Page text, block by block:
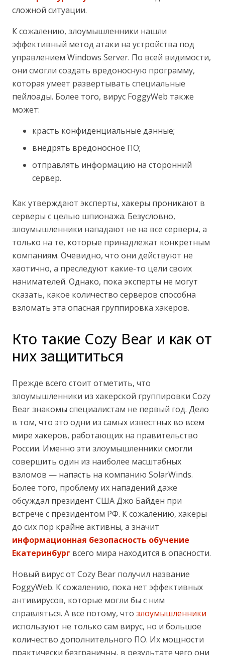
сложной ситуации.
К сожалению, злоумышленники нашли
эффективный метод атаки на устройства под
управлением Windows Server. По всей видимости,
они смогли создать вредоносную программу,
которая умеет развертывать специальные
пейлоады. Более того, вирус FoggyWeb также
может:
красть конфиденциальные данные;
внедрять вредоносное ПО;
отправлять информацию на сторонний
сервер.
Как утверждают эксперты, хакеры проникают в
серверы с целью шпионажа. Безусловно,
злоумышленники нападают не на все серверы, а
только на те, которые принадлежат конкретным
компаниям. Очевидно, что они действуют не
хаотично, а преследуют какие-то цели своих
нанимателей. Однако, пока эксперты не могут
сказать, какое количество серверов способна
взломать эта опасная группировка хакеров.
Кто такие Cozy Bear и как от
них защититься
Прежде всего стоит отметить, что
злоумышленники из хакерской группировки Cozy
Bear знакомы специалистам не первый год. Дело
в том, что это одни из самых известных во всем
мире хакеров, работающих на правительство
России. Именно эти злоумышленники смогли
совершить один из наиболее масштабных
взломов — напасть на компанию SolarWinds.
Более того, проблему их нападений даже
обсуждал президент США Джо Байден при
встрече с президентом РФ. К сожалению, хакеры
до сих пор крайне активны, а значит
информационная безопасность обучение
Екатеринбург всего мира находится в опасности.
Новый вирус от Cozy Bear получил название
FoggyWeb. К сожалению, пока нет эффективных
антивирусов, которые могли бы с ним
справляться. А все потому, что злоумышленники
используют не только сам вирус, но и большое
количество дополнительного ПО. Их мощности
практически безграничны, в результате чего они